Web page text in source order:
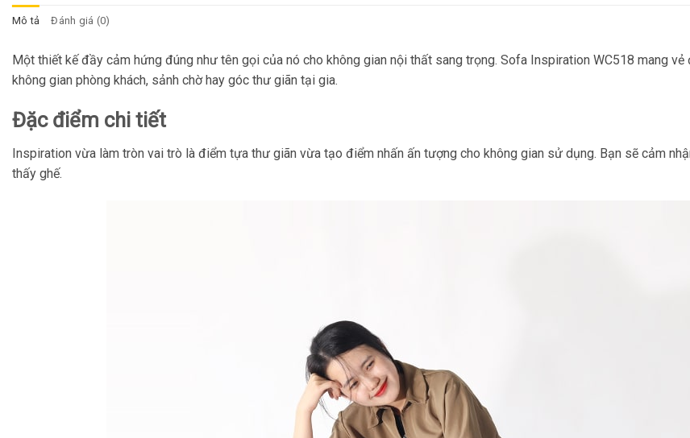
Mô tả Đánh giá (0)
Một thiết kế đầy cảm hứng đúng như tên gọi của nó cho không gian nội thất sang trọng. Sofa Inspiration WC518 mang vẻ
không gian phòng khách, sảnh chờ hay góc thư giãn tại gia.
Đặc điểm chi tiết
Inspiration vừa làm tròn vai trò là điểm tựa thư giãn vừa tạo điểm nhấn ấn tượng cho không gian sử dụng. Bạn sẽ cảm
thấy ghế.